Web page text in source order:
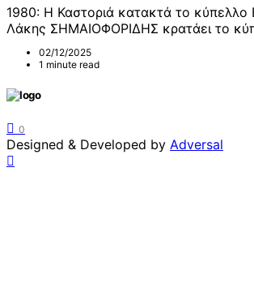
1980: Η Καστοριά κατακτά το κύπελλο
Λάκης ΣΗΜΑΙΟΦΟΡΙΔΗΣ κρατάει το
02/12/2025
1 minute read
0
Designed & Developed by Adversal